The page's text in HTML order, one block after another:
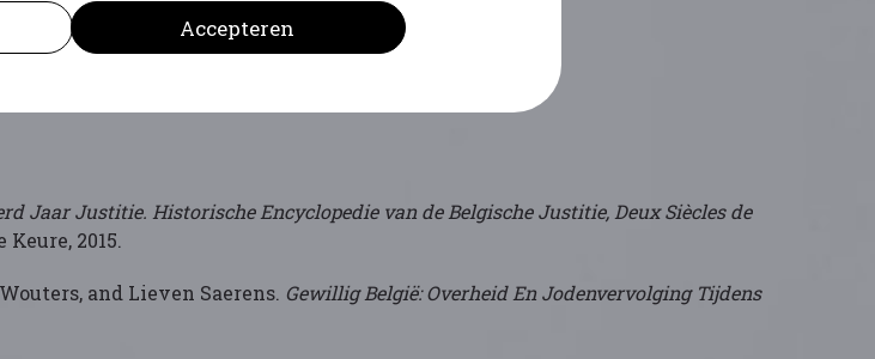
Jaar Justitie. Historische Encyclopedie van de Belgische Justitie, Deux Siècles de
Keure, 2015.
and Lieven Saerens. Gewillig België: Overheid En Jodenvervolging Tijdens
Accepteren